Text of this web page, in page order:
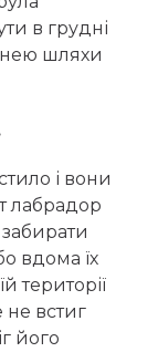
в грудні
шляхи
і вони
лабрадор
вдома їх
території
не встиг
його